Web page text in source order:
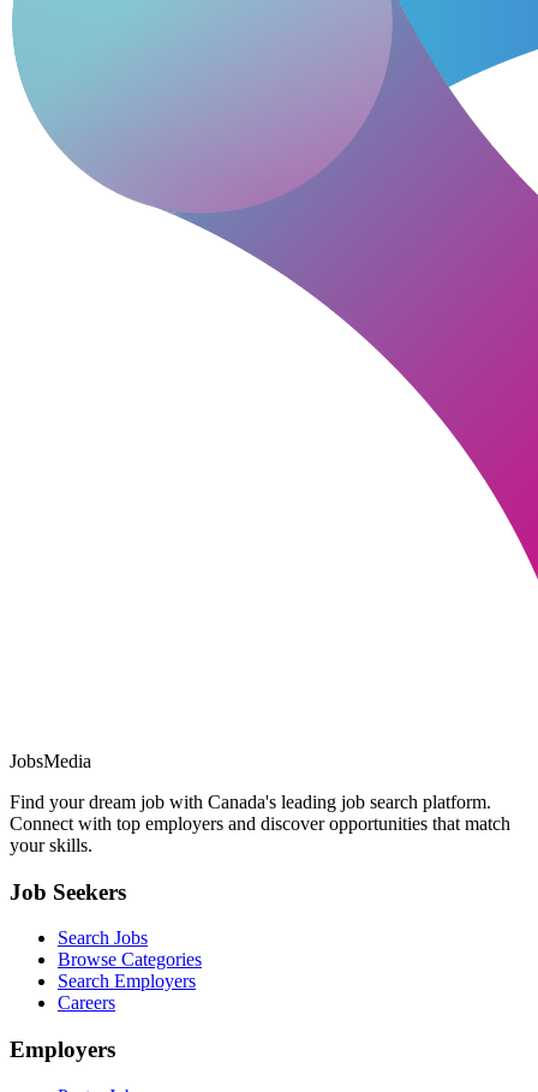
JobsMedia
Find your dream job with Canada's leading job search platform.
Connect with top employers and discover opportunities that match
your skills.
Job Seekers
Search Jobs
Browse Categories
Search Employers
Careers
Employers